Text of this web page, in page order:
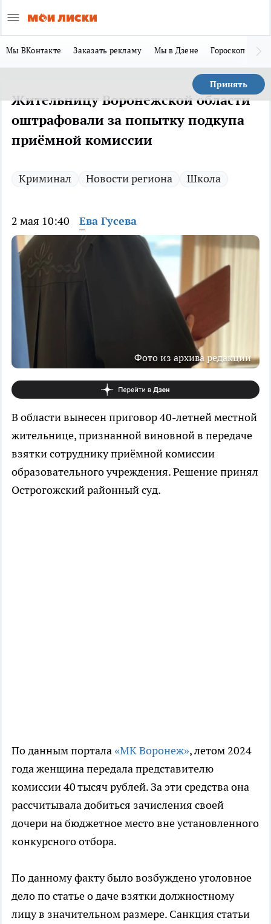
Мы ВКонтакте Заказать рекламу Мы в Дзене Гороскоп
Принять
Жительницу Воронежской области
оштрафовали за попытку подкупа
приёмной комиссии
Криминал Новости региона Школа
2 мая 10:40 Ева Гусева
Фото из архива редакции
В области вынесен приговор 40-летней местной
жительнице, признанной виновной в передаче
взятки сотруднику приёмной комиссии
образовательного учреждения. Решение принял
Острогожский районный суд.
По данным портала «МК Воронеж», летом 2024
года женщина передала представителю
комиссии 40 тысяч рублей. За эти средства она
рассчитывала добиться зачисления своей
дочери на бюджетное место вне установленного
конкурсного отбора.
По данному факту было возбуждено уголовное
дело по статье о даче взятки должностному
лицу в значительном размере. Санкция статьи